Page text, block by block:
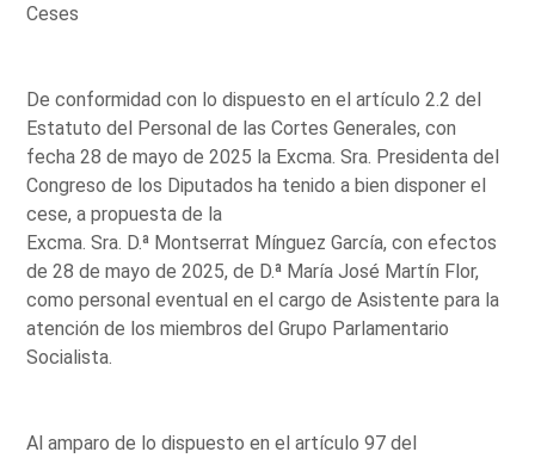
Ceses
De conformidad con lo dispuesto en el artículo 2.2 del
Estatuto del Personal de las Cortes Generales, con
fecha 28 de mayo de 2025 la Excma. Sra. Presidenta del
Congreso de los Diputados ha tenido a bien disponer el
cese, a propuesta de la
Excma. Sra. D.ª Montserrat Mínguez García, con efectos
de 28 de mayo de 2025, de D.ª María José Martín Flor,
como personal eventual en el cargo de Asistente para la
atención de los miembros del Grupo Parlamentario
Socialista.
Al amparo de lo dispuesto en el artículo 97 del